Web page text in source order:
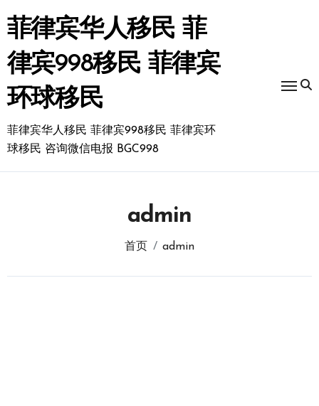
转
到
内
容
菲律宾华人移民 菲
律宾998移民 菲律宾
环球移民
菲律宾华人移民 菲律宾998移民 菲律宾环
球移民 咨询微信电报 BGC998
admin
首页 admin